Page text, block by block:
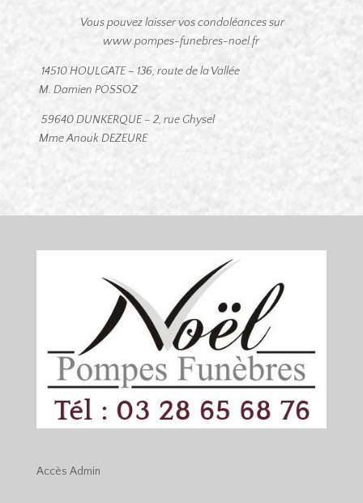
Vous pouvez laisser vos condoléances sur
www.pompes-funebres-noel.fr
14510 HOULGATE – 136, route de la Vallée
M.Damien POSSOZ
59640 DUNKERQUE – 2, rue Ghysel
Mme Anouk DEZEURE
Accès Admin